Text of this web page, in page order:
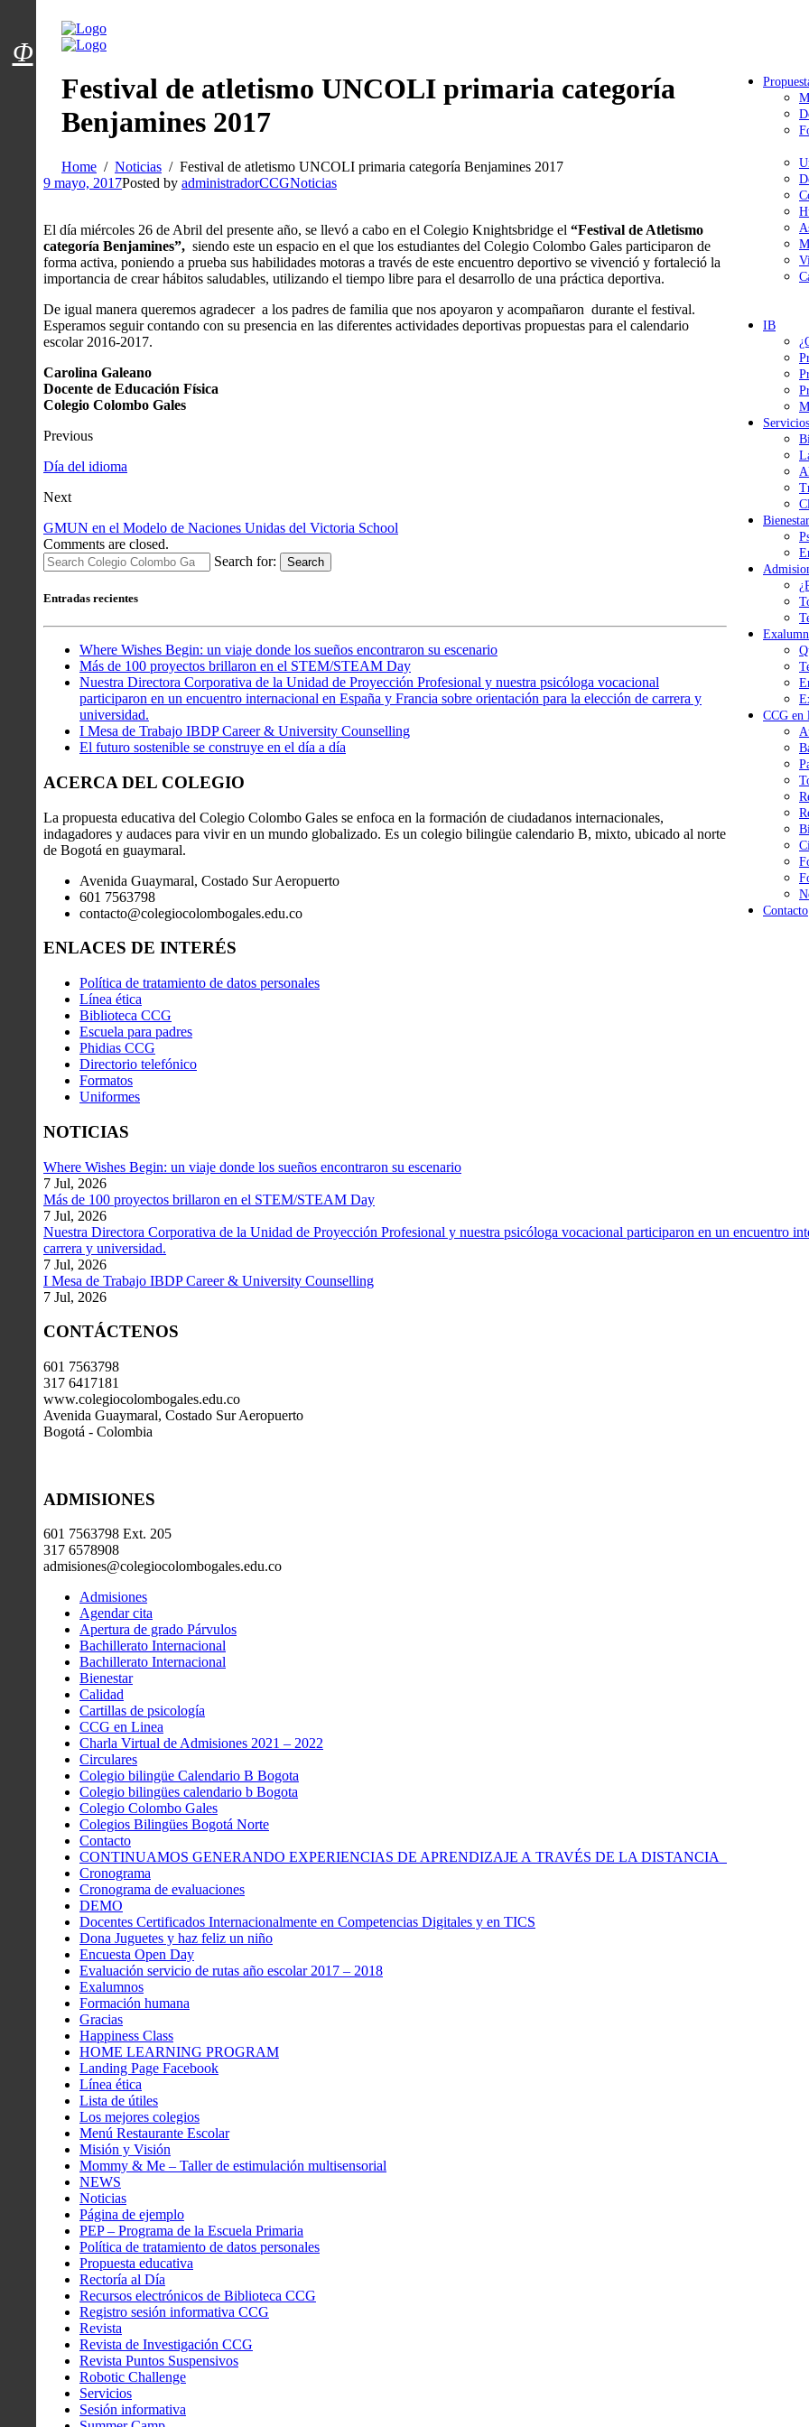
Menú usuarios
IB
Servicios
Bienestar
CCG en
Contacto
Festival de atletismo UNCOLI primaria categoría
Benjamines 2017
Home Noticias
Festival de atletismo UNCOLI primaria categoría Benjamines 2017
9 mayo, 2017Posted by administradorCCGNoticias
El día miércoles 26 de Abril del presente año, se llevó a cabo en el Colegio Knightsbridge el “Festival de Atletismo
categoría Benjamines”, siendo este un espacio en el que los estudiantes del Colegio Colombo Gales participaron de
forma activa, poniendo a prueba sus habilidades motoras a través de este encuentro deportivo se vivenció y fortaleció la
importancia de crear hábitos saludables, utilizando el tiempo libre para el desarrollo de una práctica deportiva.
De igual manera queremos agradecer a los padres de familia que nos apoyaron y acompañaron durante el festival.
Esperamos seguir contando con su presencia en las diferentes actividades deportivas propuestas para el calendario
escolar 2016-2017.
Carolina Galeano
Docente de Educación Física
Colegio Colombo Gales
Previous
Día del idioma
Next
GMUN en el Modelo de Naciones Unidas del Victoria School
Comments are closed.
Search for:
Search
Entradas recientes
Where Wishes Begin: un viaje donde los sueños encontraron su escenario
Más de 100 proyectos brillaron en el STEM/STEAM Day
Nuestra Directora Corporativa de la Unidad de Proyección Profesional y nuestra psicóloga vocacional
participaron en un encuentro internacional en España y Francia sobre orientación para la elección de carrera y
universidad.
I Mesa de Trabajo IBDP Career & University Counselling
El futuro sostenible se construye en el día a día
ACERCA DEL COLEGIO
La propuesta educativa del Colegio Colombo Gales se enfoca en la formación de ciudadanos internacionales,
indagadores y audaces para vivir en un mundo globalizado. Es un colegio bilingüe calendario B, mixto, ubicado al norte
de Bogotá en guaymaral.
Avenida Guaymaral, Costado Sur Aeropuerto
601 7563798
contacto@colegiocolombogales.edu.co
ENLACES DE INTERÉS
Política de tratamiento de datos personales
Línea ética
Biblioteca CCG
Escuela para padres
Phidias CCG
Directorio telefónico
Formatos
Uniformes
NOTICIAS
Where Wishes Begin: un viaje donde los sueños encontraron su escenario
7 Jul, 2026
Más de 100 proyectos brillaron en el STEM/STEAM Day
7 Jul, 2026
Nuestra Directora Corporativa de la Unidad de Proyección Profesional y nuestra psicóloga vocacional participaron en un encuentro
carrera y universidad.
7 Jul, 2026
I Mesa de Trabajo IBDP Career & University Counselling
7 Jul, 2026
CONTÁCTENOS
601 7563798
317 6417181
www.colegiocolombogales.edu.co
Avenida Guaymaral, Costado Sur Aeropuerto
Bogotá - Colombia
ADMISIONES
601 7563798 Ext. 205
317 6578908
admisiones@colegiocolombogales.edu.co
Admisiones
Agendar cita
Apertura de grado Párvulos
Bachillerato Internacional
Bachillerato Internacional
Bienestar
Calidad
Cartillas de psicología
CCG en Linea
Charla Virtual de Admisiones 2021 – 2022
Circulares
Colegio bilingüe Calendario B Bogota
Colegio bilingües calendario b Bogota
Colegio Colombo Gales
Colegios Bilingües Bogotá Norte
Contacto
CONTINUAMOS GENERANDO EXPERIENCIAS DE APRENDIZAJE A TRAVÉS DE LA DISTANCIA
Cronograma
Cronograma de evaluaciones
DEMO
Docentes Certificados Internacionalmente en Competencias Digitales y en TICS
Dona Juguetes y haz feliz un niño
Encuesta Open Day
Evaluación servicio de rutas año escolar 2017 – 2018
Exalumnos
Formación humana
Gracias
Happiness Class
HOME LEARNING PROGRAM
Landing Page Facebook
Línea ética
Lista de útiles
Los mejores colegios
Menú Restaurante Escolar
Misión y Visión
Mommy & Me – Taller de estimulación multisensorial
NEWS
Noticias
Página de ejemplo
PEP – Programa de la Escuela Primaria
Política de tratamiento de datos personales
Propuesta educativa
Rectoría al Día
Recursos electrónicos de Biblioteca CCG
Registro sesión informativa CCG
Revista
Revista de Investigación CCG
Revista Puntos Suspensivos
Robotic Challenge
Servicios
Sesión informativa
Φ